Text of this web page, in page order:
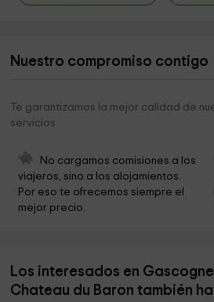
Nuestro compromiso contigo
Te garantizamos la mejor calidad de
servicios
No cargamos comisiones a los
viajeros, sino a los alojamientos.
Por eso te ofrecemos siempre el
mejor precio.
Los interesados en
Chateau du Baron también